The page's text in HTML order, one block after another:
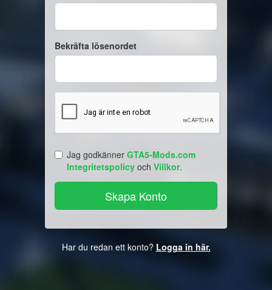
Bekräfta lösenordet
Jag godkänner GTA5-Mods.com
Integritetspolicy och Villkor.
Har du redan ett konto? Logga in här.